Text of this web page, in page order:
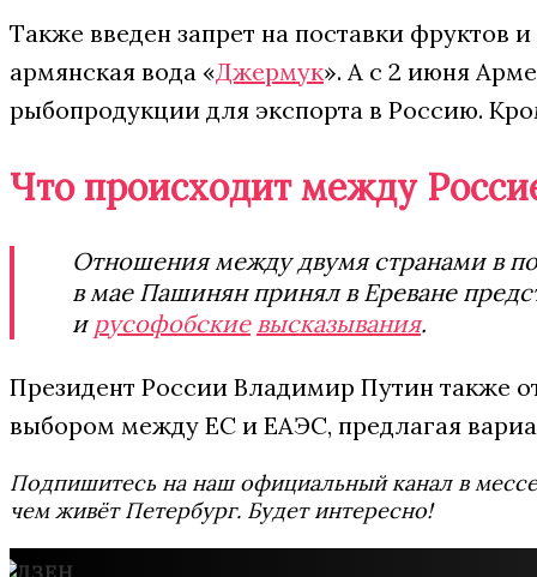
Также введен запрет на поставки фруктов
армянская вода «Джермук». А с 2 июня
рыбопродукции для экспорта в Россию.
Что происходит между
Отношения между двумя странами в
в мае Пашинян принял в Ереване
и русофобские высказывания.
Президент России Владимир Путин также
выбором между ЕС и ЕАЭС, предлагая
Подпишитесь на наш официальный канал в
чем живёт Петербург. Будет интересно!